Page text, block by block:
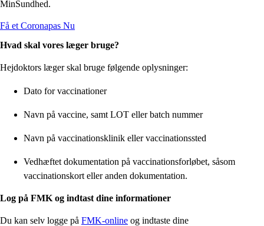
MinSundhed.
Få et Coronapas Nu
Hvad skal vores læger bruge?
Hejdoktors læger skal bruge følgende oplysninger:
Dato for vaccinationer
Navn på vaccine, samt LOT eller batch nummer
Navn på vaccinationsklinik eller vaccinationssted
Vedhæftet dokumentation på vaccinationsforløbet, såsom
vaccinationskort eller anden dokumentation.
Log på FMK og indtast dine informationer
Du kan selv logge på FMK-online og indtaste dine